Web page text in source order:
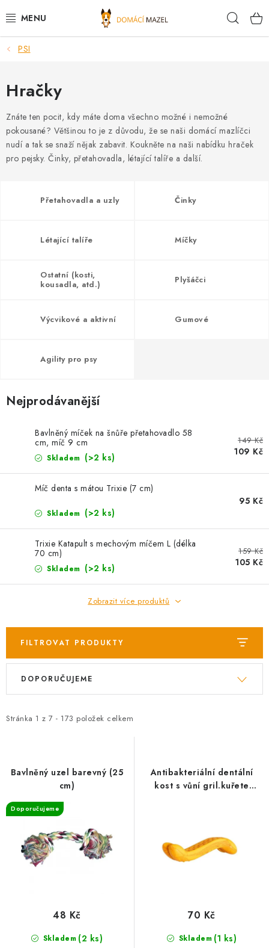
na
DOPORUČUJEME
VÝPRODEJ SKLADU
PSI
KOČKY
NOVINKY
HODNOCENÍ OBCHODU
DOPRAVA PO OSTRAVĚ, HLUČÍNĚ A OKOLÍ
Kontakt Možnosti dopravy
Hodnocení obchodu
Obchodní podmínky
PSI
Hračky
Znáte ten pocit, kdy máte doma všechno možné i nemožné
pokousané? Většinou to je z důvodu, že se naši domácí mazlíčci
nudí a tak se snaží nějak zabavit. Koukněte na naši nabídku hraček
pro pejsky. Činky, přetahovadla, létající talíře a další.
Přetahovadla a uzly Činky
Létající talíře Míčky
Ostatní (kosti,
kousadla, atd.)
Plyšáčci
Výcvikové a aktivní Gumové
Agility pro psy
Nejprodávanější
Bavlněný míček na šnůře přetahovadlo 58
cm, míč 9 cm
Skladem (>2 ks)
149 Kč
109 Kč
Míč denta s mátou Trixie (7 cm)
Skladem (>2 ks)
95 Kč
Trixie Katapult s mechovým míčem L (délka
70 cm)
Skladem (>2 ks)
159 Kč
105 Kč
Zobrazit více produktů
FILTROVAT PRODUKTY
V
i
r
d
u
Stránka 1 z 7 - 173 položek celkem
Ř
e
p
o
d
DOPORUČUJEME
Bavlněný uzel barevný (25
cm)
Doporučujeme
Skladem (2 ks)
48 Kč
Antibakteriální dentální
kost s vůní gril.kuřete
Skladem (1 ks)
70 Kč